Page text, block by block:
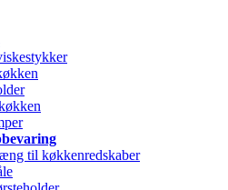
til køkkenredskaber